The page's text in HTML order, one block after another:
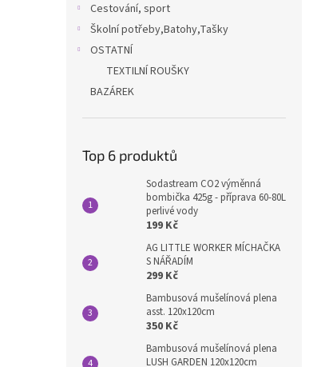
Cestování, sport
Školní potřeby,Batohy,Tašky
OSTATNÍ
TEXTILNÍ ROUŠKY
BAZÁREK
Top 6 produktů
Sodastream CO2 výměnná
bombička 425g - příprava 60-80L
perlivé vody
199 Kč
AG LITTLE WORKER MÍCHAČKA
S NÁŘADÍM
299 Kč
Bambusová mušelínová plena
asst. 120x120cm
350 Kč
Bambusová mušelínová plena
LUSH GARDEN 120x120cm